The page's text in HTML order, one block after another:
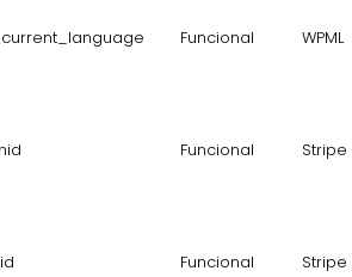
Funcional WPML
Funcional Stripe
Funcional Stripe